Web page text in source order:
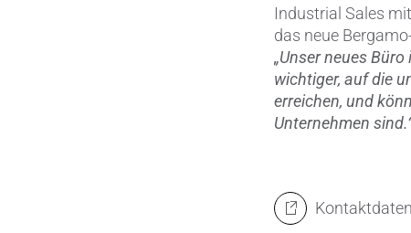
Industrial Sales
das neue
„Unser neues
wichtiger, auf die
erreichen, und
Unternehmen